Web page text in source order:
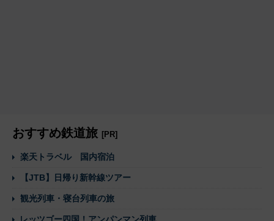
おすすめ鉄道旅 [PR]
楽天トラベル 国内宿泊
【JTB】日帰り新幹線ツアー
観光列車・寝台列車の旅